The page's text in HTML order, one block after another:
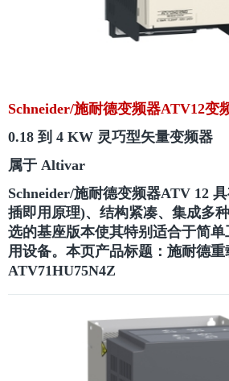
Schneider/施耐德变频器ATV12变
0.18 到 4 KW 灵巧型矢量变频器
属于 Altivar
Schneider/施耐德变频器ATV 12
插即用原理)、结构紧凑、集成多
选的基座版本使其特别适合于简
用设备。 本页产品标题：施耐德
ATV71HU75N4Z